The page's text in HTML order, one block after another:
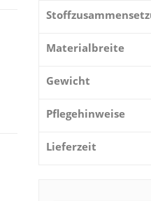
Materialbreite
Gewicht
Pflegehinweise
Lieferzeit